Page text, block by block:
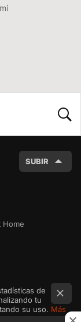
SUBIR
Home
de
tu
su uso. Más